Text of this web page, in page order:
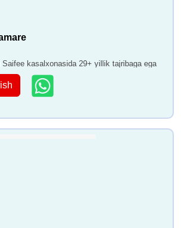
kasalxonasida 29+ yillik tajribaga ega